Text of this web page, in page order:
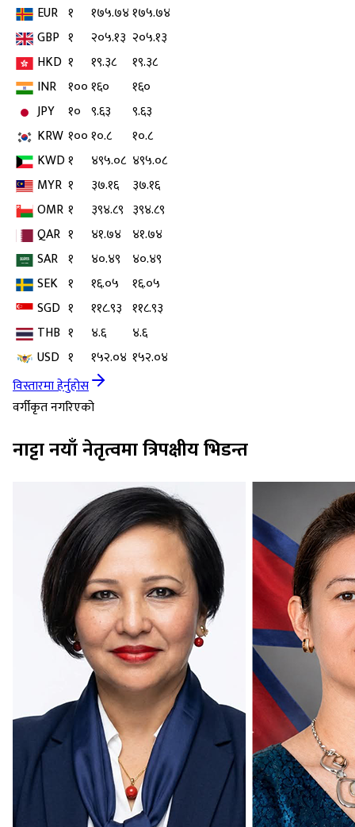
EUR १ १७५.७४१७५.७४
GBP १ २०५.१३ २०५.१३
HKD १ १९.३८
१९.३८
INR १००१६०
१६०
JPY
१० ९.६३
९.६३
KRW १००१०.८
१०.८
KWD१ ४९५.०८ ४९५.०८
MYR १ ३७.१६
३७.१६
OMR १ ३९४.८९ ३९४.८९
QAR १ ४१.७४ ४१.७४
SAR १ ४०.४९
४०.४९
SEK १ १६.०५
१६.०५
SGD १ ११८.९३ ११८.९३
THB १ ४.६
४.६
USD १ १५२.०४ १५२.०४
विस्तारमा हेर्नुहोस
वर्गीकृत नगरिएको
नाट्टा नयाँ नेतृत्वमा त्रिपक्षीय भिडन्त